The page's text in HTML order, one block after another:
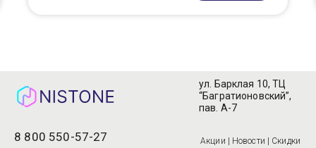
8 800 550-57-27
ул. Барклая 10, ТЦ
“Багратионовский”,
пав. А-7
Акции | Новости | Скидки